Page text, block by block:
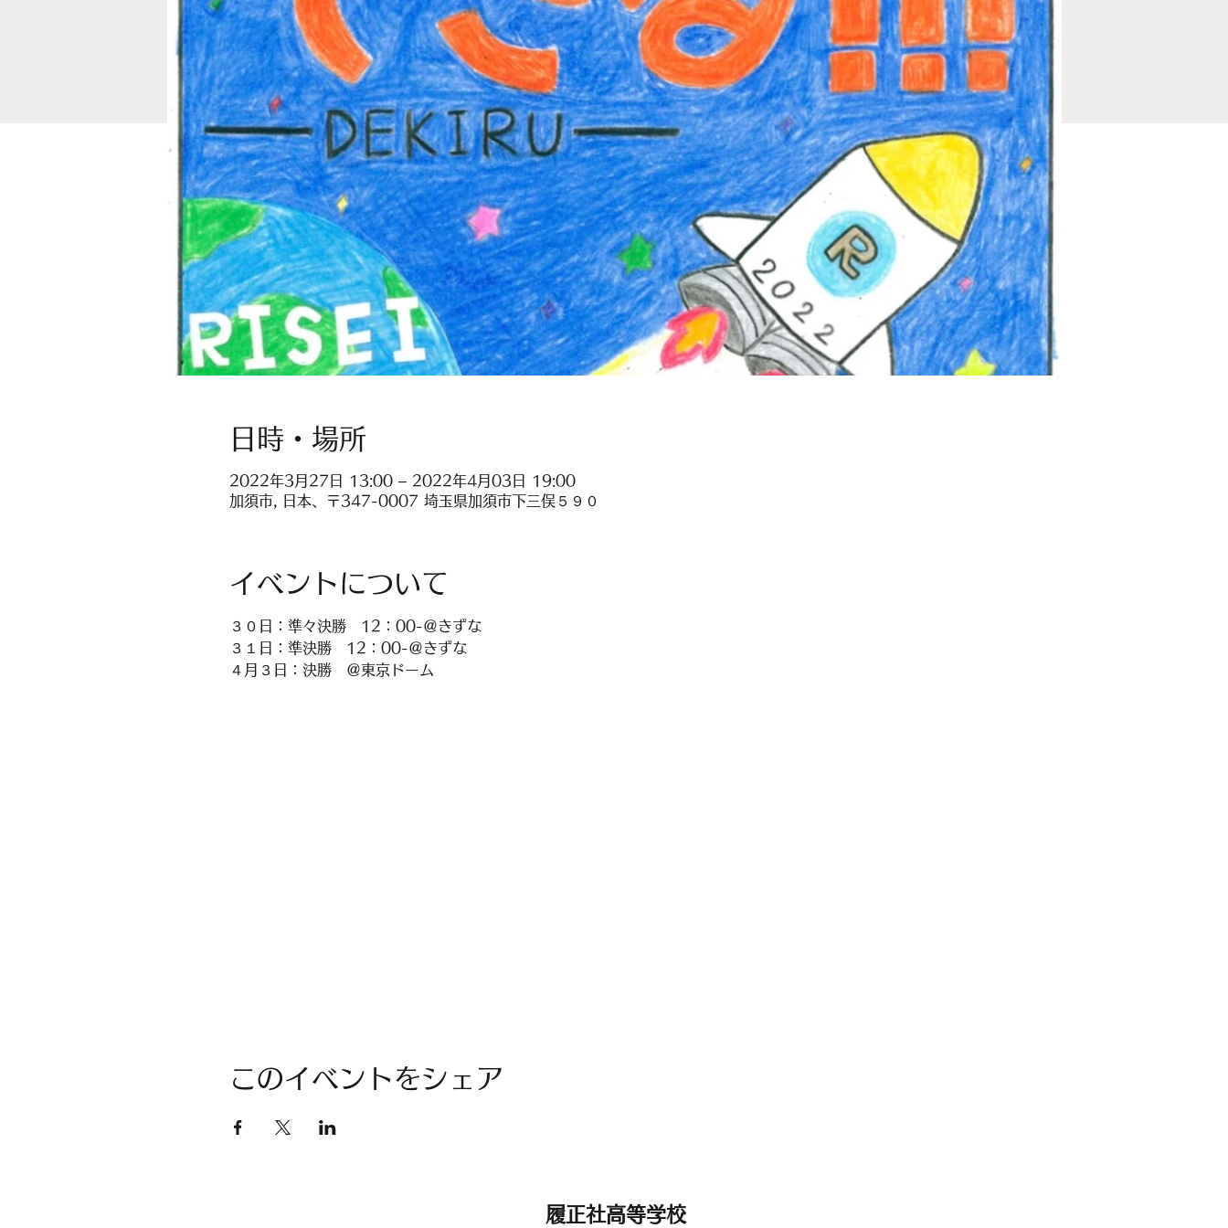
日時・場所
2022年3月27日 13:00 – 2022年4月03日 19:00
加須市, 日本、〒347-0007 埼玉県加須市下三俣５９０
イベントについて
３０日：準々決勝　12：00-＠きずな
３１日：準決勝　12：00-＠きずな
４月３日：決勝　＠東京ドーム
このイベントをシェア
履正社高等学校